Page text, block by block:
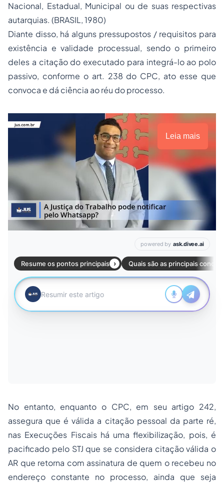
Nacional, Estadual, Municipal ou de suas respectivas
autarquias. (BRASIL, 1980)
Diante disso, há alguns pressupostos / requisitos para
existência e validade processual, sendo o primeiro
deles a citação do executado para integrá-lo ao polo
passivo, conforme o art. 238 do CPC, ato esse que
convoca e dá ciência ao réu do processo.
Leia mais
No entanto, enquanto o CPC, em seu artigo 242,
assegura que é válida a citação pessoal da parte ré,
nas Execuções Fiscais há uma flexibilização, pois, é
pacificado pelo STJ que se considera citação válida o
AR que retorna com assinatura de quem o recebeu no
endereço constante no processo, ainda que seja